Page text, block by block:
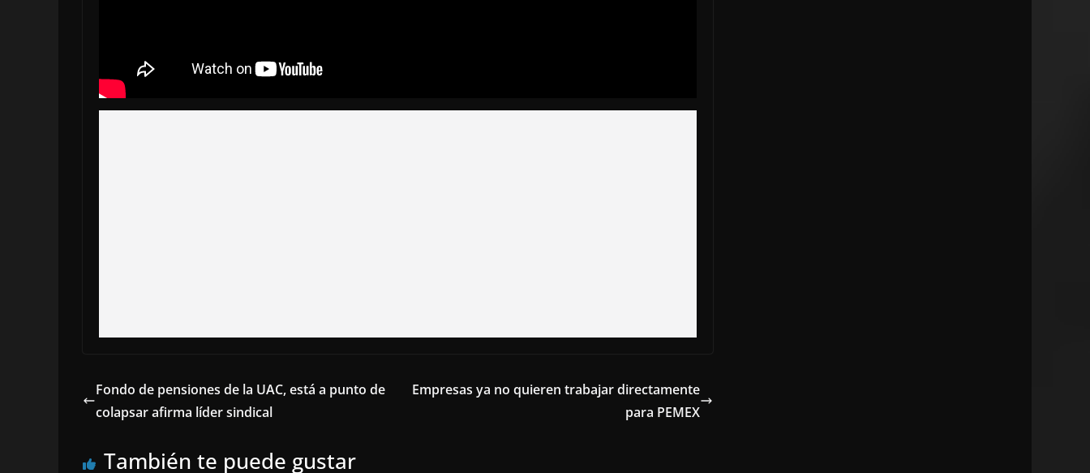
Fondo de pensiones de la UAC, está a punto de
colapsar afirma líder sindical
Empresas ya no quieren trabajar directamente
para PEMEX
También te puede gustar